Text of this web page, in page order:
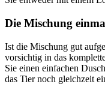
Die Mischung
Ist die Mischung gut
vorsichtig in das
Sie einen einfachen
das Tier noch gleichzeit